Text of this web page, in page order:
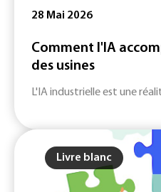
28 Mai 2026
Comment l'IA
des usines
L'IA industrielle est une
Livre blanc